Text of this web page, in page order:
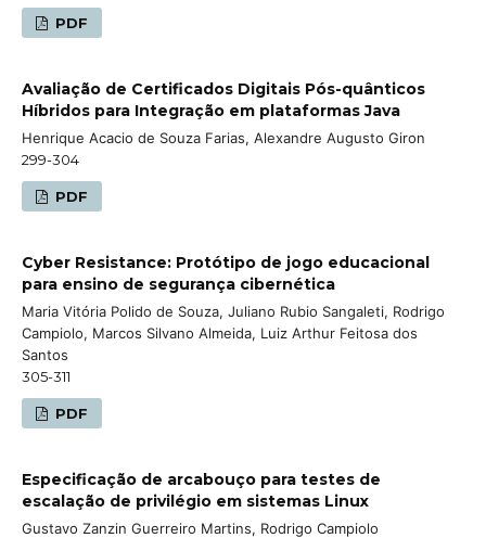
PDF
Avaliação de Certificados Digitais Pós-quânticos
Híbridos para Integração em plataformas Java
Henrique Acacio de Souza Farias, Alexandre Augusto Giron
299-304
PDF
Cyber Resistance: Protótipo de jogo educacional
para ensino de segurança cibernética
Maria Vitória Polido de Souza, Juliano Rubio Sangaleti, Rodrigo
Campiolo, Marcos Silvano Almeida, Luiz Arthur Feitosa dos
Santos
305-311
PDF
Especificação de arcabouço para testes de
escalação de privilégio em sistemas Linux
Gustavo Zanzin Guerreiro Martins, Rodrigo Campiolo